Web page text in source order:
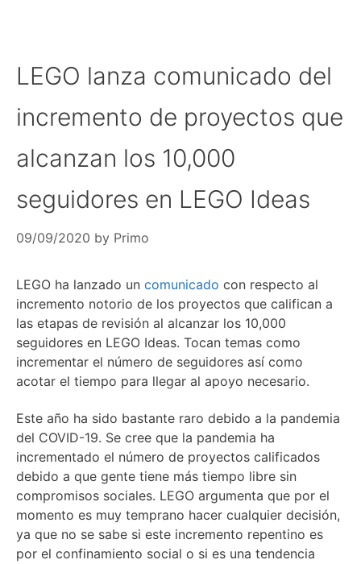
LEGO lanza comunicado del
incremento de proyectos que
alcanzan los 10,000
seguidores en LEGO Ideas
09/09/2020 by Primo
LEGO ha lanzado un comunicado con respecto al
incremento notorio de los proyectos que califican a
las etapas de revisión al alcanzar los 10,000
seguidores en LEGO Ideas. Tocan temas como
incrementar el número de seguidores así como
acotar el tiempo para llegar al apoyo necesario.
Este año ha sido bastante raro debido a la pandemia
del COVID-19. Se cree que la pandemia ha
incrementado el número de proyectos calificados
debido a que gente tiene más tiempo libre sin
compromisos sociales. LEGO argumenta que por el
momento es muy temprano hacer cualquier decisión,
ya que no se sabe si este incremento repentino es
por el confinamiento social o si es una tendencia